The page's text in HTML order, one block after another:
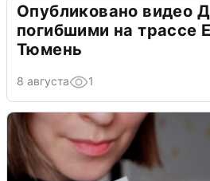
Опубликовано видео
погибшими на трассе
Тюмень
8 августа 1